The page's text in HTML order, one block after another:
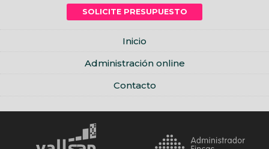
SOLICITE PRESUPUESTO
Inicio
Administración online
Contacto